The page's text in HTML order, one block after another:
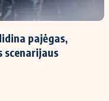
išmokos skaičiuoklė
pajėgas,
scenarijaus